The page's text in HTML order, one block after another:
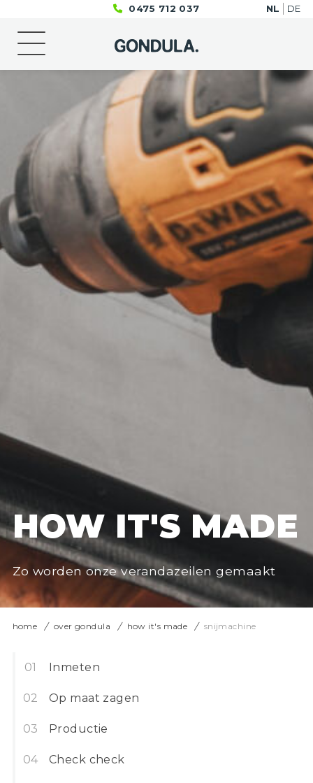
0475 712 037 NL DE
HOW IT'S MADE
Zo worden onze verandazeilen gemaakt
home over gondula how it's made snijmachine
Inmeten
Op maat zagen
Productie
Check check